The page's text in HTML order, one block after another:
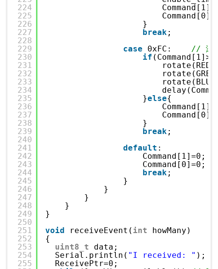
224
225
226
227
228
229
230
231
232
233
234
235
236
237
238
239
240
241
242
243
244
245
246
247
248
249
250
251
252
253
254
255
}
break;
case
0xFC: // 滚
if
rotate(RED,
}else{
}
break;
default :
Command[1]=0;
Command[0]=0;
break;
}
}
}
}
}
void
receiveEvent( int
howMany)
{
uint8_t
data;
Serial.println( "I received: " );
ReceivePtr=0;